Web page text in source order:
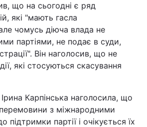
що на сьогодні є ряд
які "мають гасла
чомусь діюча влада не
партіями, не подає в суди,
Він наголосив, що не
які стосуються скасування
Карпінська наголосила, що
з міжнародними
партії і очікується їх